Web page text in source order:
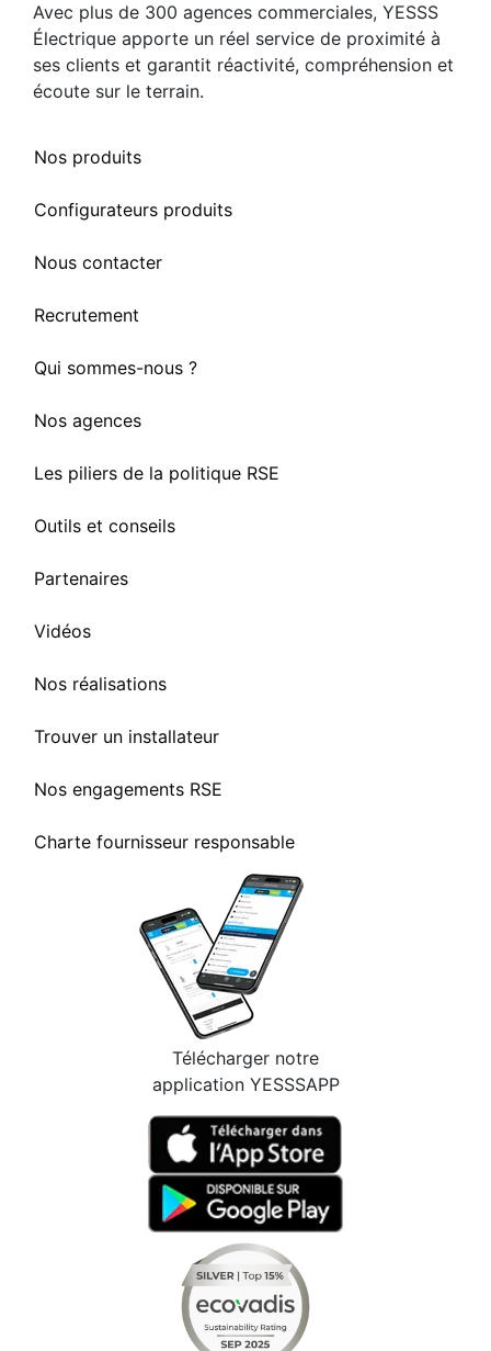
Avec plus de 300 agences commerciales, YESSS
Électrique apporte un réel service de proximité à
ses clients et garantit réactivité, compréhension et
écoute sur le terrain.
Nos produits
Configurateurs produits
Nous contacter
Recrutement
Qui sommes-nous ?
Nos agences
Les piliers de la politique RSE
Outils et conseils
Partenaires
Vidéos
Nos réalisations
Trouver un installateur
Nos engagements RSE
Charte fournisseur responsable
Télécharger notre
application YESSSAPP